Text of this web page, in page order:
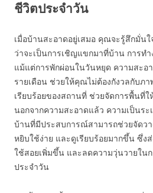
ชีวิตประจำวัน
เมื่อบ้านสะอาดอยู่เสมอ คุณจะรู้สึกมั่น
ว่าจะเป็นการเชิญแขกมาที่บ้าน การท
แม้แต่การพักผ่อนในวันหยุด ความสะอ
รายเดือน ช่วยให้คุณไม่ต้องกังวลกับภ
เรียบร้อยของสถานที่ ช่วยจัดการพื้นที่
นอกจากความสะอาดแล้ว ความเป็นร
บ้านที่มีประสบการณ์สามารถช่วยจัดว
หยิบใช้ง่าย และดูเรียบร้อยมากขึ้น ซึ่
ใช้สอยเพิ่มขึ้น และลดความวุ่นวายใน
ประจำวัน